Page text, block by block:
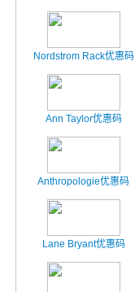
Nordstrom Rack优惠码
Ann Taylor优惠码
Anthropologie优惠码
Lane Bryant优惠码